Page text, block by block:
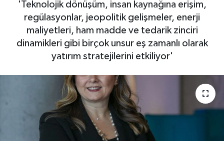
'Teknolojik dönüşüm, insan kaynağına erişim,
regülasyonlar, jeopolitik gelişmeler, enerji
maliyetleri, ham madde ve tedarik zinciri
dinamikleri gibi birçok unsur eş zamanlı olarak
yatırım stratejilerini etkiliyor'
KÜLTÜR-SANAT
YAŞAM
Son Dakika Haberleri
Haber Arşivi